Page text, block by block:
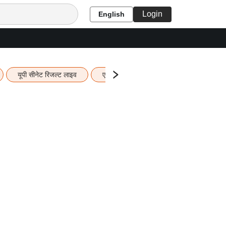
English Login
यूपी सीनेट रिजल्ट लाइव एचबीएसई 12वीं का रिजल्ट लाइव